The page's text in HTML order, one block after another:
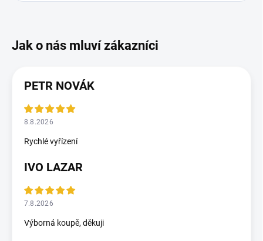
PETR NOVÁK
8.8.2026
Rychlé vyřízení
IVO LAZAR
7.8.2026
Výborná koupě, děkuji